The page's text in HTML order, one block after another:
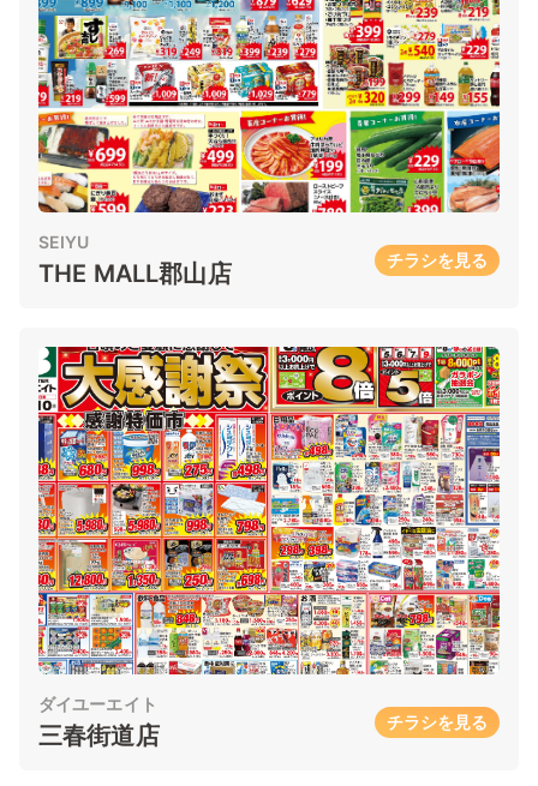
SEIYU
THE MALL郡山店 チラシを見る
ダイユーエイト
三春街道店 チラシを見る